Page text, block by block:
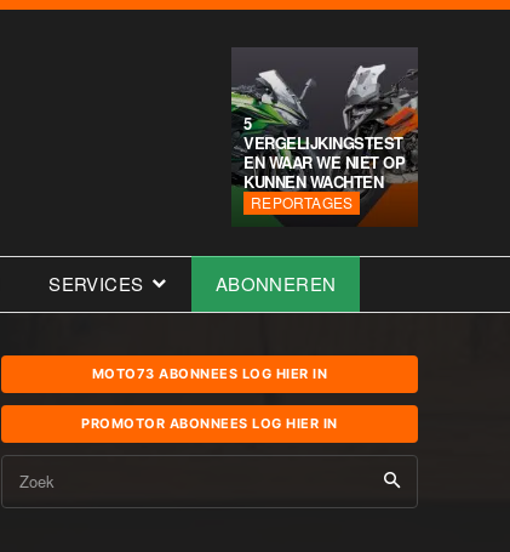
5
VERGELIJKINGSTEST
EN WAAR WE NIET OP
KUNNEN WACHTEN
REPORTAGES
SERVICES ABONNEREN
MOTO73 ABONNEES LOG HIER IN
PROMOTOR ABONNEES LOG HIER IN
Zoek